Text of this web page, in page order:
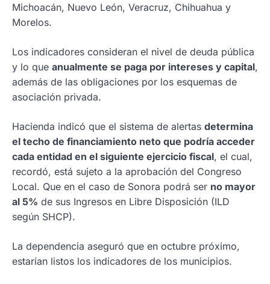
Michoacán, Nuevo León, Veracruz, Chihuahua y
Morelos.
Los indicadores consideran el nivel de deuda pública
y lo que anualmente se paga por intereses y capital,
además de las obligaciones por los esquemas de
asociación privada.
Hacienda indicó que el sistema de alertas determina
el techo de financiamiento neto que podría acceder
cada entidad en el siguiente ejercicio fiscal, el cual,
recordó, está sujeto a la aprobación del Congreso
Local. Que en el caso de Sonora podrá ser no mayor
al 5% de sus Ingresos en Libre Disposición (ILD
según SHCP).
La dependencia aseguró que en octubre próximo,
estarían listos los indicadores de los municipios.